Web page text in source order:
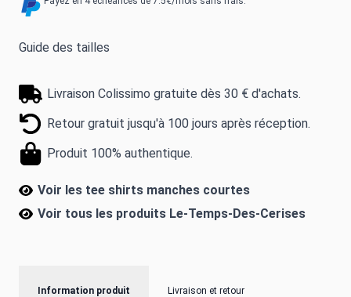
Guide des tailles
Livraison Colissimo gratuite dès 30 € d'achats.
Retour gratuit jusqu'à 100 jours après réception.
Produit 100% authentique.
Voir les tee shirts manches courtes
Voir tous les produits Le-Temps-Des-Cerises
Information produit Livraison et retour